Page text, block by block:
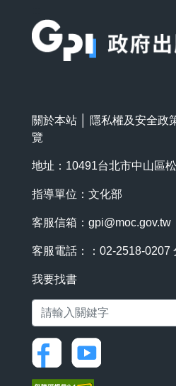
關於本站 隱私權及安全政
覽
地址：10491台北市中山區
指導單位：文化部
客服信箱： gpi@moc.gov.tw
客服電話：：02-2518-0207
我要找書